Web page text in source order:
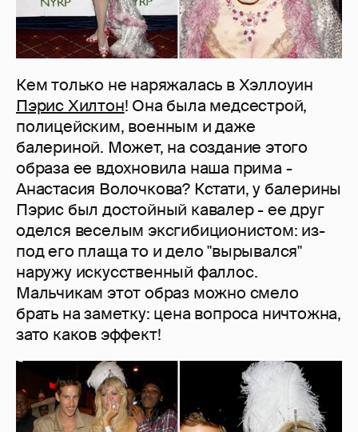
Кем только не наряжалась в Хэллоуин
Пэрис Хилтон! Она была медсестрой,
полицейским, военным и даже
балериной. Может, на создание этого
образа ее вдохновила наша прима -
Анастасия Волочкова? Кстати, у балерины
Пэрис был достойный кавалер - ее друг
оделся веселым эксгибиционистом: из-
под его плаща то и дело "вырывался"
наружу искусственный фаллос.
Мальчикам этот образ можно смело
брать на заметку: цена вопроса ничтожна,
зато каков эффект!